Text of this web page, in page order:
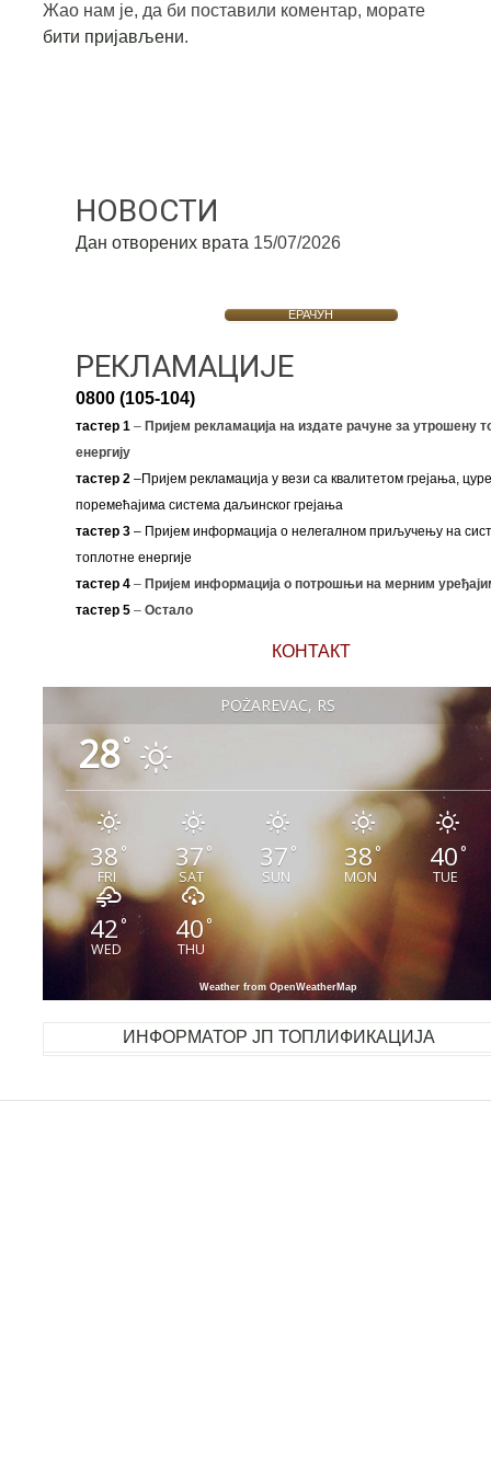
Жао нам је, да би поставили коментар, морате
бити пријављени.
НОВОСТИ
Дан отворених врата 15/07/2026
ЕРАЧУН
РЕКЛАМАЦИЈЕ
0800 (105-104)
тастер 1–Пријем рекламација на издате рачуне за утрошену
енергију
тастер 2–Пријем рекламација у вези са квалитетом грејања,
поремећајима система даљинског грејања
тастер 3– Пријем информација о нелегалном приључењу на
топлотне енергије
тастер 4 – Пријем информација о потрошњи на мерним
тастер 5 – Остало
КОНТАКТ
POŽAREVAC, RS
28°
38°
FRI
37°
SAT
37 °
SUN
38°
MON
40°
TUE
42°
WED
40°
THU
Weather from OpenWeatherMap
ИНФОРМАТОР ЈП ТОПЛИФИКАЦИЈА